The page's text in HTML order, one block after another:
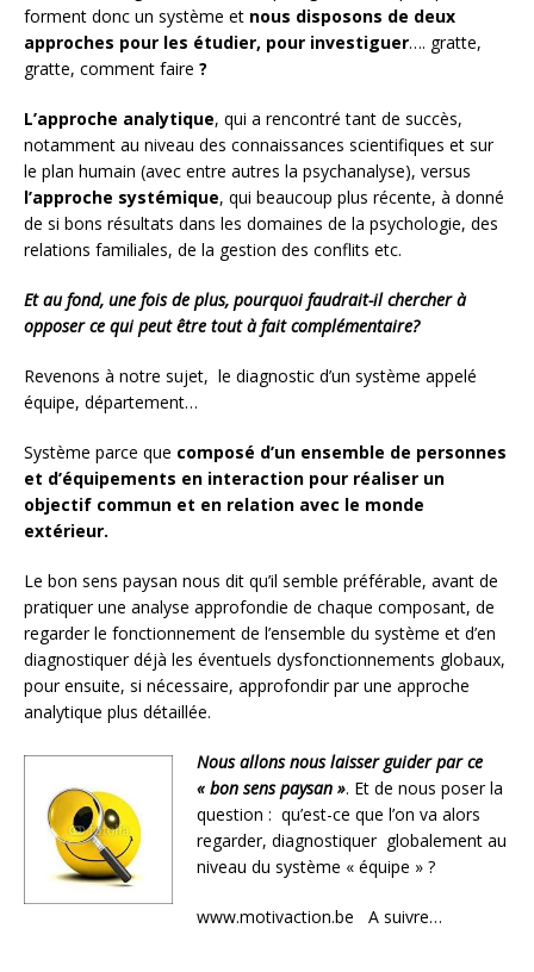
forment donc un système et nous disposons de deux
approches pour les étudier, pour investiguer…. gratte,
gratte, comment faire ?
L’approche analytique, qui a rencontré tant de succès,
notamment au niveau des connaissances scientifiques et sur
le plan humain (avec entre autres la psychanalyse), versus
l’approche systémique, qui beaucoup plus récente, à donné
de si bons résultats dans les domaines de la psychologie, des
relations familiales, de la gestion des conflits etc.
Et au fond, une fois de plus, pourquoi faudrait-il chercher à
opposer ce qui peut être tout à fait complémentaire?
Revenons à notre sujet, le diagnostic d’un système appelé
équipe, département…
Système parce que composé d’un ensemble de personnes
et d’équipements en interaction pour réaliser un
objectif commun et en relation avec le monde
extérieur.
Le bon sens paysan nous dit qu’il semble préférable, avant de
pratiquer une analyse approfondie de chaque composant, de
regarder le fonctionnement de l’ensemble du système et d’en
diagnostiquer déjà les éventuels dysfonctionnements globaux,
pour ensuite, si nécessaire, approfondir par une approche
analytique plus détaillée.
Nous allons nous laisser guider par ce
« bon sens paysan ». Et de nous poser la
question : qu’est-ce que l’on va alors
regarder, diagnostiquer globalement au
niveau du système « équipe » ?
www.motivaction.be A suivre…